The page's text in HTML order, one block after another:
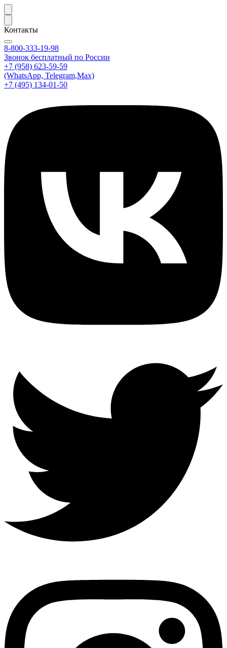
Контакты
8-800-333-19-98
Звонок бесплатный по России
+7 (958) 623-59-59
(WhatsApp, Telegram,Max)
+7 (495) 134-01-50